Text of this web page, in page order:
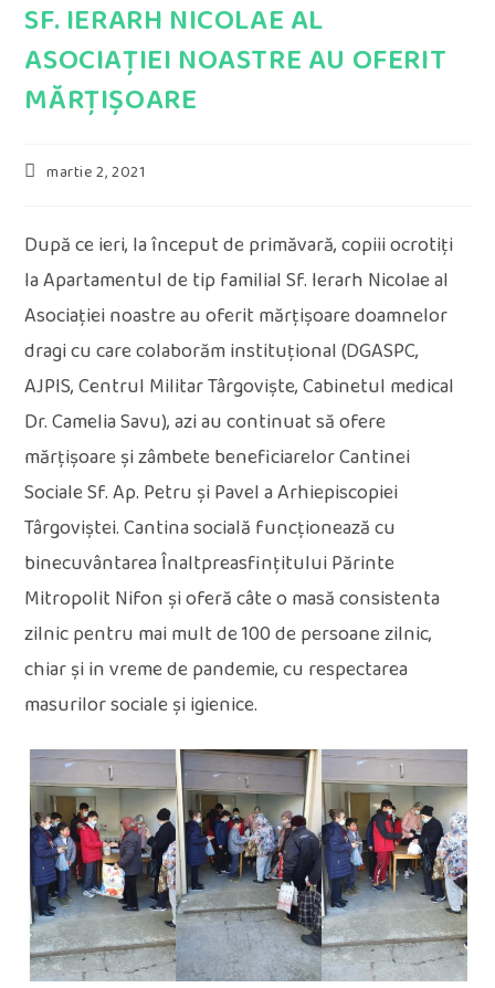
SF. IERARH NICOLAE AL
ASOCIAȚIEI NOASTRE AU OFERIT
MĂRȚIȘOARE
Postmartie 2, 2021
După ce ieri, la început de primăvară, copiii ocrotiți
la Apartamentul de tip familial Sf. Ierarh Nicolae al
Asociației noastre au oferit mărțișoare doamnelor
dragi cu care colaborăm instituțional (DGASPC,
AJPIS, Centrul Militar Târgoviște, Cabinetul medical
Dr. Camelia Savu), azi au continuat să ofere
mărțișoare și zâmbete beneficiarelor Cantinei
Sociale Sf. Ap. Petru și Pavel a Arhiepiscopiei
Târgoviștei. Cantina socială funcționează cu
binecuvântarea Înaltpreasfințitului Părinte
Mitropolit Nifon și oferă câte o masă consistenta
zilnic pentru mai mult de 100 de persoane zilnic,
chiar și in vreme de pandemie, cu respectarea
masurilor sociale și igienice.